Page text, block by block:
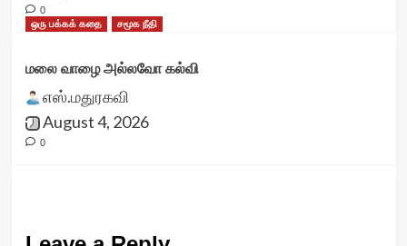
0
ஒரு பக்கக் கதை
சமூக நீதி
மலை வாழை அல்லவோ கல்வி
எஸ்.மதுரகவி
August 4, 2026
0